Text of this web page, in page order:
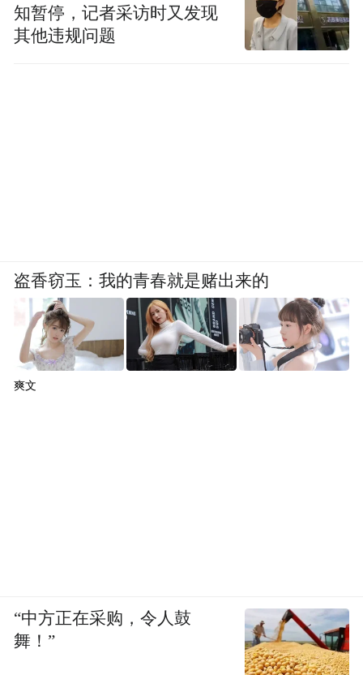
知暂停，记者采访时又发现
其他违规问题
盗香窃玉：我的青春就是赌出来的
爽文
“中方正在采购，令人鼓
舞！”